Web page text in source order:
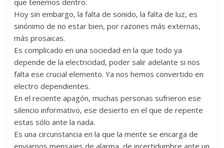
URZ
que tenemos dentro.
Hoy sin embargo, la falta de sonido, la falta de luz, es
sinónimo de no estar bien, por razones más externas,
más prosaicas.
Es complicado en una sociedad en la que todo ya
depende de la electricidad, poder salir adelante si nos
falta ese crucial elemento. Ya nos hemos convertido en
electro dependientes.
En el reciente apagón, muchas personas sufrieron ese
silencio informativo, ese desierto en el que de repente
estas sólo ante la nada.
Es una circunstancia en la que la mente se encarga de
enviarnos mensajes de alarma, de incertidumbre ante un